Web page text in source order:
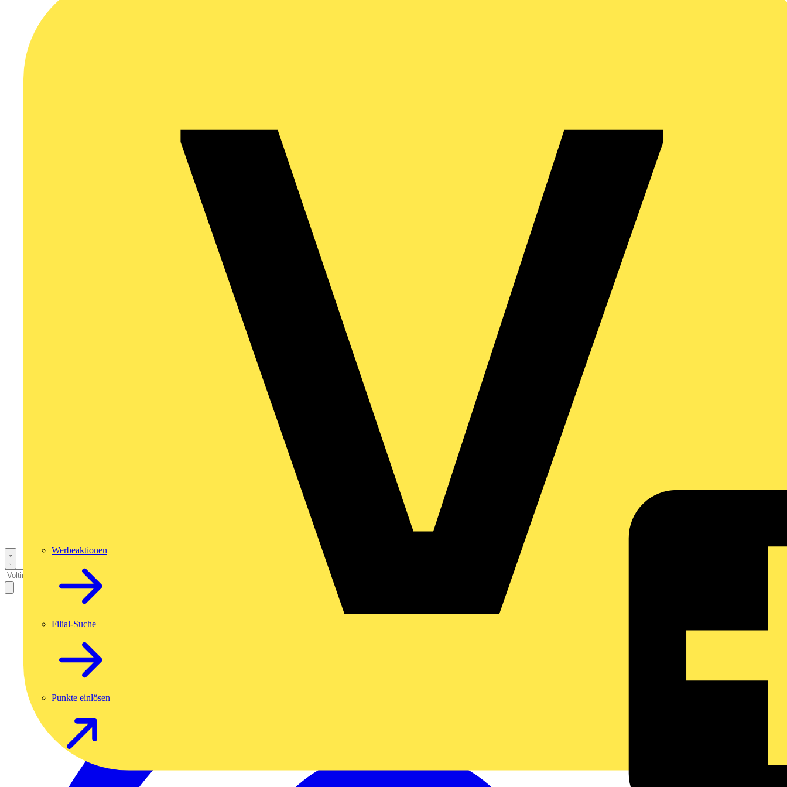
Werbeaktionen
Filial-Suche
Punkte einlösen